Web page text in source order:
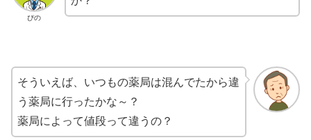
ぴの
そういえば、いつもの薬局は混んでたから違
う薬局に行ったかな～？
薬局によって値段って違うの？